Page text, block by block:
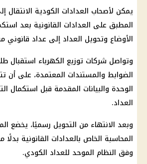
يمكن لأصحاب العدادات الكودية الانتقال
المطبق على العدادات القانونية بعد
الأوضاع وتحويل العداد إلى عداد
وتواصل شركات توزيع الكهرباء استقبال
الضوابط والمستندات المعتمدة، على أن
الوحدة والبيانات المقدمة قبل استكمال
العداد.
وبعد الانتهاء من التحويل رسميًا، يخضع
المحاسبة الخاص بالعدادات القانونية
وفق النظام الموحد للعداد الكودي.